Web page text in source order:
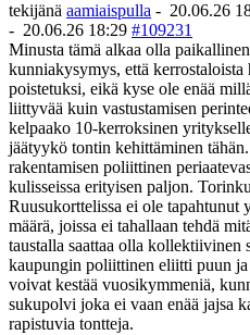
tekijänä aamiaispulla - 20.06.26
- 20.06.26 18:29 #109231
Minusta tämä alkaa olla
kunniakysymys, että kerrostaloista
poistetuksi, eikä kyse ole enää
liittyvää kuin vastustamisen
kelpaako 10-kerroksinen
jäätyykö tontin kehittäminen
rakentamisen poliittinen
kulisseissa erityisen paljon.
Ruusukorttelissa ei ole tapahtunut
määrä, joissa ei tahallaan tehdä
taustalla saattaa olla kollektiivinen
kaupungin poliittinen eliitti puun
voivat kestää vuosikymmeniä,
sukupolvi joka ei vaan enää jajsa
rapistuvia tontteja.